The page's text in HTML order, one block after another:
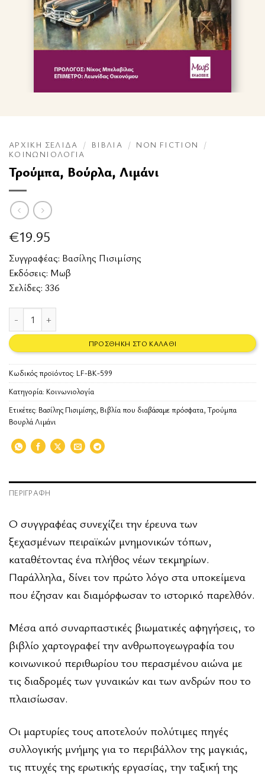
ΑΡΧΙΚΉ ΣΕΛΊΔΑ / ΒΙΒΛΊΑ / NON FICTION
/
ΚΟΙΝΩΝΙΟΛΟΓΊΑ
Τρούμπα, Βούρλα, Λιμάνι
€19.95
Συγγραφέας: Βασίλης Πισιμίσης
Εκδόσεις: Μωβ
Σελίδες: 336
ΠΡΟΣΘΉΚΗ ΣΤΟ ΚΑΛΆΘΙ
Κωδικός προϊόντος: LF-BK-599
Κατηγορία: Κοινωνιολογία
Ετικέτες: Βασίλης Πισιμίσης, Βιβλία που διαβάσαμε πρόσφατα,Τρούμπα
Βουρλά Λιμάνι
ΠΕΡΙΓΡΑΦΉ
Ο συγγραφέας συνεχίζει την έρευνα των
ξεχασμένων πειραϊκών μνημονικών τόπων,
καταθέτοντας ένα πλήθος νέων τεκμηρίων.
Παράλληλα, δίνει τον πρώτο λόγο στα υποκείμενα
που έζησαν και διαμόρφωσαν το ιστορικό παρελθόν.
Μέσα από συναρπαστικές βιωματικές αφηγήσεις, το
βιβλίο χαρτογραφεί την ανθρωπογεωγραφία του
κοινωνικού περιθωρίου του περασμένου αιώνα με
τις διαδρομές των γυναικών και των ανδρών που το
πλαισίωσαν.
Οι μαρτυρίες τους αποτελούν πολύτιμες πηγές
συλλογικής μνήμης για το περιβάλλον της μαγκιάς,
τις πτυχές της ερωτικής εργασίας, την ταξική της